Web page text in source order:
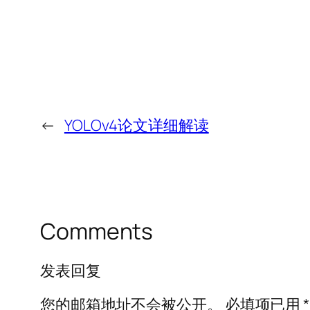
← YOLOv4论文详细解读
Comments
发表回复
您的邮箱地址不会被公开。
必填项已用*